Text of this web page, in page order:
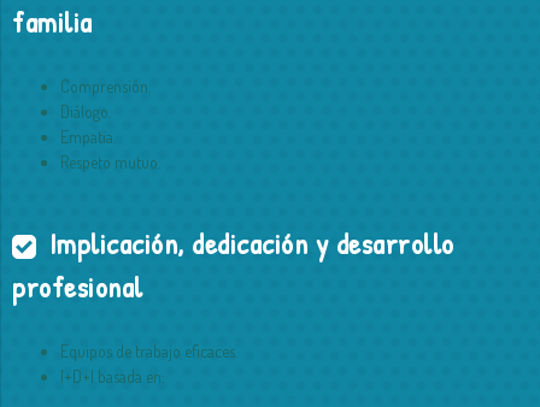
familia
Comprensión.
Diálogo.
Empatía.
Respeto mutuo.
Implicación, dedicación y desarrollo
profesional
Equipos de trabajo eficaces.
I+D+I basada en: